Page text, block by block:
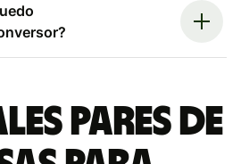
pares de